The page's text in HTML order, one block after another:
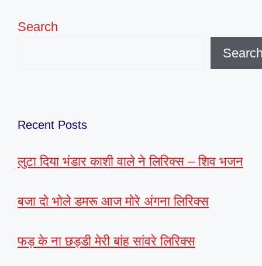
Search
Recent Posts
लुटा दिया भंडार काशी वाले ने लिरिक्स – शिव भजन
बजा दो भोले डमरू आज मोरे अंगना लिरिक्स
फड़ के ना छड्डी मेरी बांह सांवरे लिरिक्स